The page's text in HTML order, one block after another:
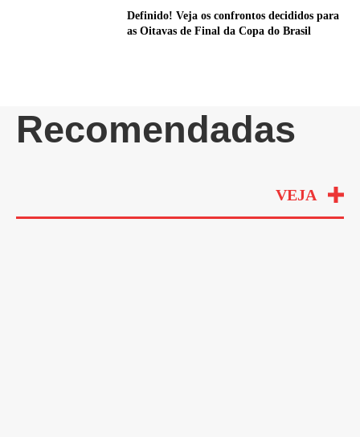
Definido! Veja os confrontos decididos para
as Oitavas de Final da Copa do Brasil
Recomendadas
VEJA